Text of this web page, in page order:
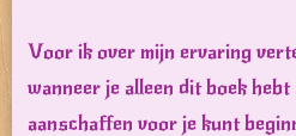
Voor ik over mijn ervaring
wanneer je alleen dit boek
aanschaffen voor je kunt